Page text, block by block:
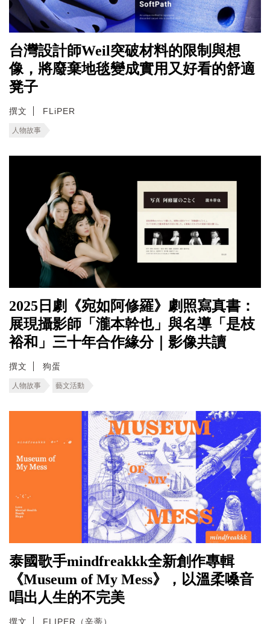
台灣設計師Weil突破材料的限制與想
像，將廢棄地毯變成實用又好看的舒適
凳子
撰文 FLiPER
人物故事
2025日劇《宛如阿修羅》劇照寫真書：
展現攝影師「瀧本幹也」與名導「是枝
裕和」三十年合作緣分｜影像共讀
撰文 狗蛋
人物故事 藝文活動
泰國歌手mindfreakkk全新創作專輯
《Museum of My Mess》，以溫柔嗓音
唱出人生的不完美
撰文 FLIPER（辛蒂）